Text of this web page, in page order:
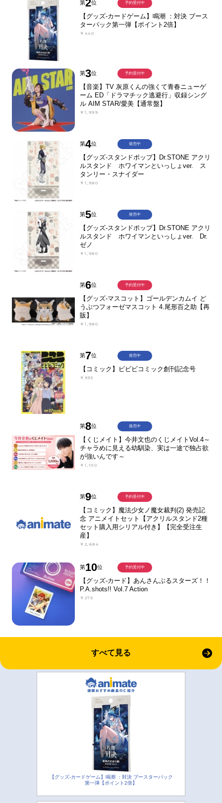
第2位
【グッズ-カードゲーム】鳴潮 ：対決 ブース
ターパック第一弾【ポイント2倍】
￥440
予約受付中
第3位
【音楽】TV 灰原くんの強くて青春ニューゲ
ーム ED「ドラマチック逃避行」収録シング
ル AIM STAR/愛美【通常盤】
￥1,999
予約受付中
第4位
【グッズ-スタンドポップ】Dr.STONE アクリ
ルスタンド ホワイマンといっしょver. ス
タンリー・スナイダー
￥1,980
発売中
第5位
【グッズ-スタンドポップ】Dr.STONE アクリ
ルスタンド ホワイマンといっしょver. Dr.
ゼノ
￥1,980
発売中
第6位
【グッズ-マスコット】ゴールデンカムイ ど
うぶつフォーゼマスコット 4.尾形百之助【再
販】
￥1,980
予約受付中
第7位
【コミック】ビビビコミック創刊記念号
￥935
発売中
第8位
【くじメイト】今井文也のくじメイトVol.4～
チャラめに見える幼馴染、実は一途で独占欲
が強いんです～
￥1,100
発売中
第9位
【コミック】魔法少女ノ魔女裁判(2) 発売記
念 アニメイトセット【アクリルスタンド2種
セット購入用シリアル付き】【完全受注生
産】
￥2,684
予約受付中
第10位
【グッズ-カード】あんさんぶるスターズ！！
P.A.shots!! Vol.7 Action
￥275
予約受付中
すべて見る
【グッズ-カードゲーム】鳴潮 ：対決 ブースターパック
第一弾【ポイント2倍】